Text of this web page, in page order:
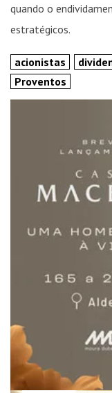
quando o
estratégicos.
acionistas
Proventos